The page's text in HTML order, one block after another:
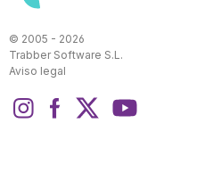
© 2005 - 2026
Trabber Software S.L.
Aviso legal